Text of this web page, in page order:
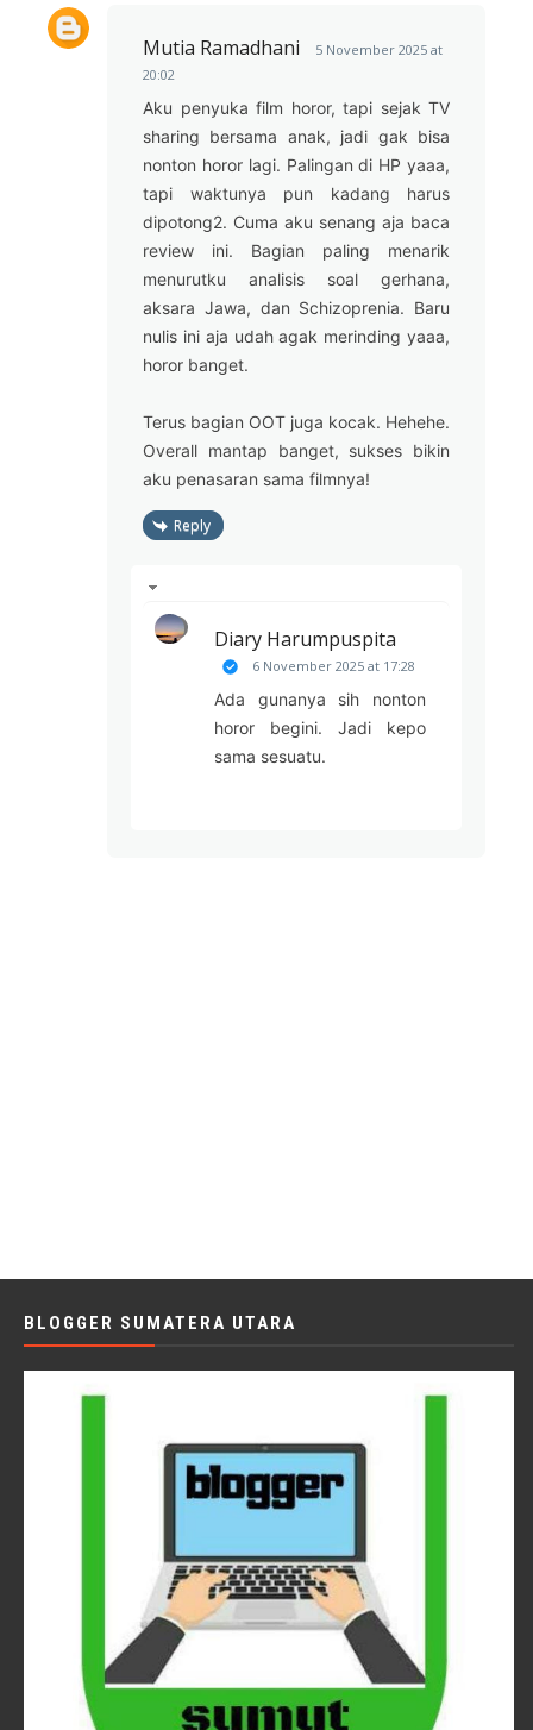
Mutia Ramadhani
5 November 2025 at
20:02
Aku penyuka film horor, tapi sejak TV
sharing bersama anak, jadi gak bisa
nonton horor lagi. Palingan di HP yaaa,
tapi waktunya pun kadang harus
dipotong2. Cuma aku senang aja baca
review ini. Bagian paling menarik
menurutku analisis soal gerhana,
aksara Jawa, dan Schizoprenia. Baru
nulis ini aja udah agak merinding yaaa,
horor banget.
Terus bagian OOT juga kocak. Hehehe.
Overall mantap banget, sukses bikin
aku penasaran sama filmnya!
Reply
Diary Harumpuspita
6 November 2025 at 17:28
Ada gunanya sih nonton
horor begini. Jadi kepo
sama sesuatu.
BLOGGER SUMATERA UTARA